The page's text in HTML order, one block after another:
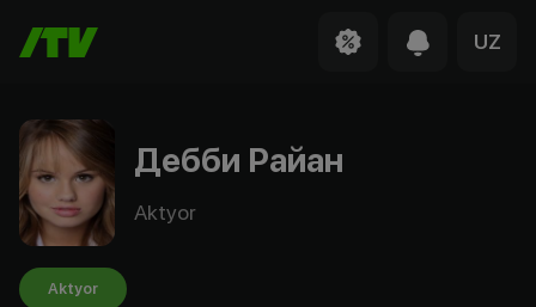
UZ
Дебби Райан
Aktyor
Aktyor